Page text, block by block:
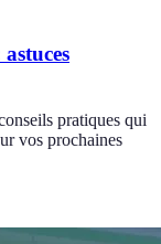
pratiques qui
vos prochaines